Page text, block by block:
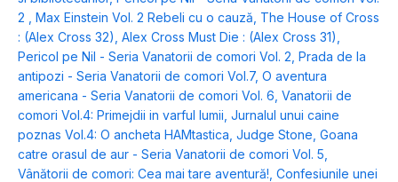
2
Max Einstein Vol. 2 Rebeli cu o cauză The House of Cross
: (Alex Cross 32) Alex Cross Must Die : (Alex Cross 31)
Pericol pe Nil - Seria Vanatorii de comori Vol. 2 Prada de la
antipozi - Seria Vanatorii de comori Vol.7, O aventura
americana - Seria Vanatorii de comori Vol. 6 Vanatorii de
comori Vol.4: Primejdii in varful lumii Jurnalul unui caine
poznas Vol.4: O ancheta HAMtastica Judge Stone Goana
catre orasul de aur - Seria Vanatorii de comori Vol. 5
Vânătorii de comori: Cea mai tare aventură! Confesiunile unei